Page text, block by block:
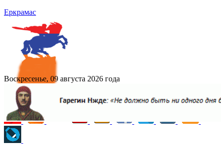
Еркрамас
Воскресенье, 09 августа 2026 года